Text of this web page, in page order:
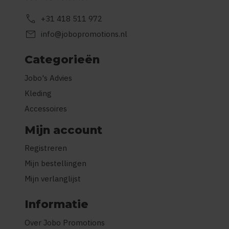
call +31 418 511 972
mail info@jobopromotions.nl
Categorieën
Jobo's Advies
Kleding
Accessoires
Mijn account
Registreren
Mijn bestellingen
Mijn verlanglijst
Informatie
Over Jobo Promotions